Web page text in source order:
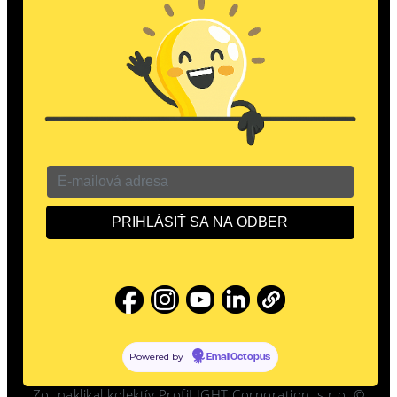
Správa
GDPR
Súhlasím so spracovaním osobných údajov
môžete kedykoľvek odvolať.
Powered by EmailOctopus